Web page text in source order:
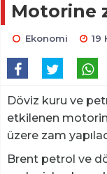
Motorine
Ekonomi 19
Döviz kuru ve
etkilenen
üzere zam
Brent petrol ve